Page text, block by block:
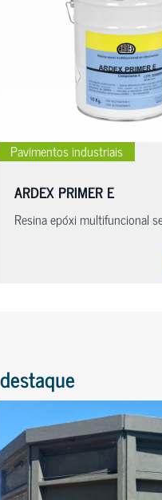
Pavimentos industriais
ARDEX PRIMER E
Resina epóxi multifuncional